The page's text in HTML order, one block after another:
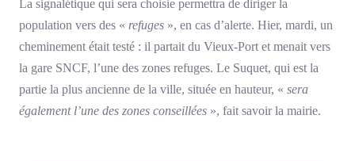
La signalétique qui sera choisie permettra de diriger la
population vers des « refuges », en cas d’alerte. Hier, mardi, un
cheminement était testé : il partait du Vieux-Port et menait vers
la gare SNCF, l’une des zones refuges. Le Suquet, qui est la
partie la plus ancienne de la ville, située en hauteur, « sera
également l’une des zones conseillées », fait savoir la mairie.